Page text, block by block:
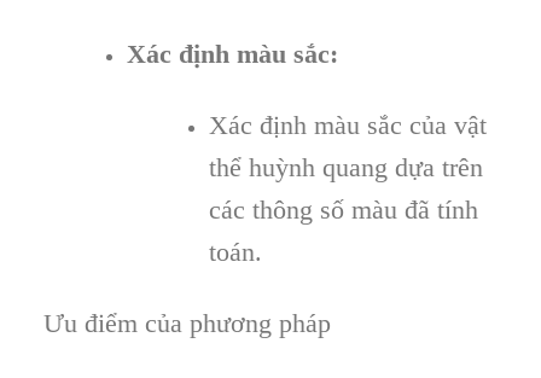
Xác định màu sắc:
Xác định màu sắc của vật
thể huỳnh quang dựa trên
các thông số màu đã tính
toán.
Ưu điểm của phương pháp